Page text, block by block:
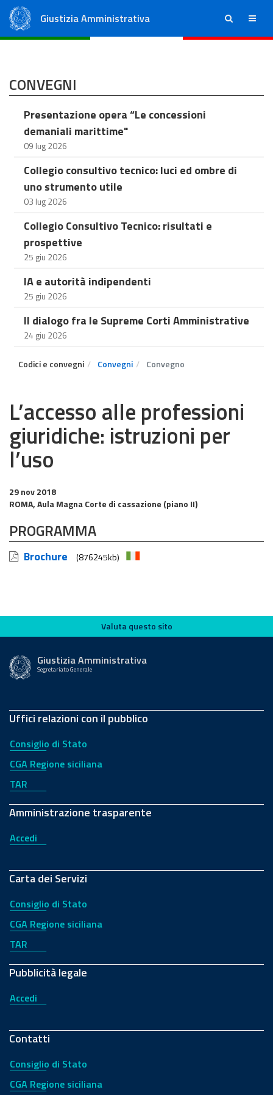
Giustizia Amministrativa ricerca menu
CONVEGNI
Presentazione opera “Le concessioni
demaniali marittime"
09 lug 2026
Collegio consultivo tecnico: luci ed ombre di
uno strumento utile
03 lug 2026
Collegio Consultivo Tecnico: risultati e
prospettive
25 giu 2026
IA e autorità indipendenti
25 giu 2026
Il dialogo fra le Supreme Corti Amministrative
24 giu 2026
Codici e convegni Convegni Convegno
L’accesso alle professioni
giuridiche: istruzioni per
l’uso
29 nov 2018
ROMA, Aula Magna Corte di cassazione (piano II)
PROGRAMMA
Brochure (876245kb)
Valuta questo sito
Valuta questo sito
Giustizia Amministrativa
Segretariato Generale
Uffici relazioni con il pubblico
Consiglio di Stato
CGA Regione siciliana
TAR
Amministrazione trasparente
Accedi
Carta dei Servizi
Consiglio di Stato
CGA Regione siciliana
TAR
Pubblicità legale
Accedi
Contatti
Consiglio di Stato
CGA Regione siciliana